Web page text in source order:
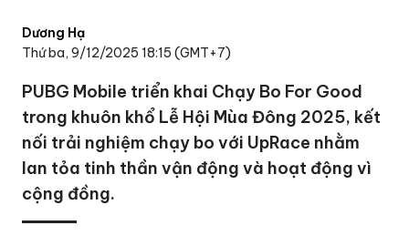
Dương Hạ
Thứ ba, 9/12/2025 18:15 (GMT+7)
PUBG Mobile triển khai Chạy Bo For Good
trong khuôn khổ Lễ Hội Mùa Đông 2025, kết
nối trải nghiệm chạy bo với UpRace nhằm
lan tỏa tinh thần vận động và hoạt động vì
cộng đồng.